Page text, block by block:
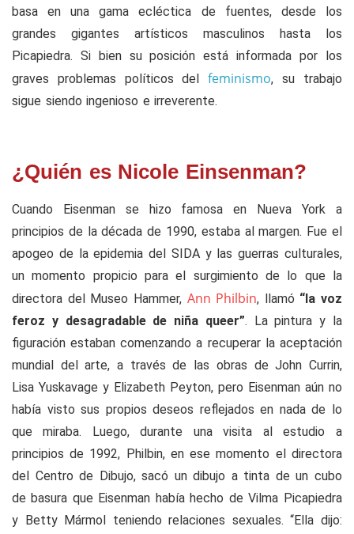
basa en una gama ecléctica de fuentes, desde los
grandes gigantes artísticos masculinos hasta los
Picapiedra. Si bien su posición está informada por los
graves problemas políticos delfeminismo, su trabajo
sigue siendo ingenioso e irreverente.
¿Quién es Nicole Einsenman?
Cuando Eisenman se hizo famosa en Nueva York a
principios de la década de 1990, estaba al margen. Fue el
apogeo de la epidemia del SIDA y las guerras culturales,
un momento propicio para el surgimiento de lo que la
directora del Museo Hammer, Ann Philbin, llamó “la voz
feroz y desagradable de niña queer”. La pintura y la
figuración estaban comenzando a recuperar la aceptación
mundial del arte, a través de las obras de John Currin,
Lisa Yuskavage y Elizabeth Peyton, pero Eisenman aún no
había visto sus propios deseos reflejados en nada de lo
que miraba. Luego, durante una visita al estudio a
principios de 1992, Philbin, en ese momento el directora
del Centro de Dibujo, sacó un dibujo a tinta de un cubo
de basura que Eisenman había hecho de Vilma Picapiedra
y Betty Mármol teniendo relaciones sexuales.“Ella dijo: